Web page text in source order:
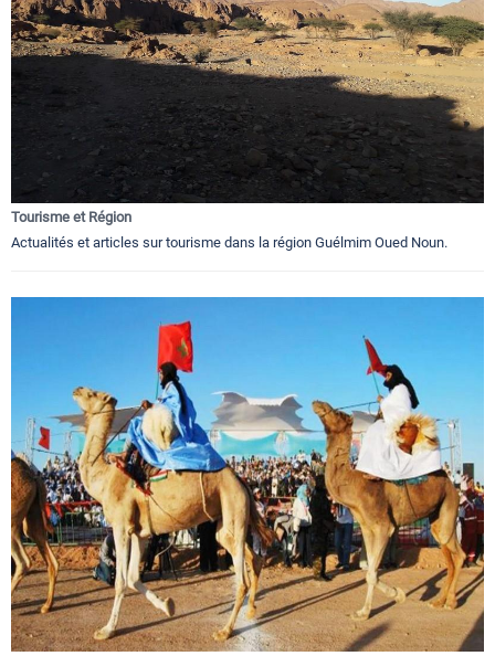
Tourisme et Région
Actualités et articles sur tourisme dans la région Guélmim Oued Noun.